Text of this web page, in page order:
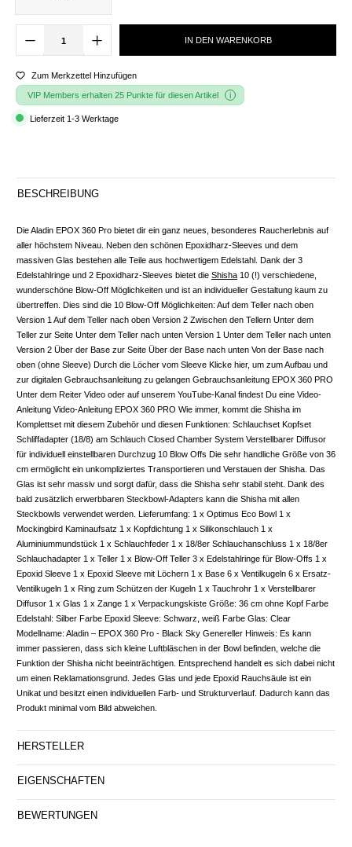
IN DEN WARENKORB
Zum Merkzettel Hinzufügen
VIP Members erhalten 25 Punkte für diesen Artikel
Lieferzeit 1-3 Werktage
BESCHREIBUNG
Die Aladin EPOX 360 Pro bietet dir ein ganz neues, besonderes Raucherlebnis auf
aller höchstem Niveau. Neben den schönen Epoxidharz-Sleeves und dem
massiven Glas bestehen alle Teile aus hochwertigem Edelstahl. Dank der 3
Edelstahlringe und 2 Epoxidharz-Sleeves bietet die Shisha 10 (!) verschiedene,
wunderschöne Blow-Off Möglichkeiten und ist an individueller Gestaltung kaum zu
übertreffen. Dies sind die 10 Blow-Off Möglichkeiten: Auf dem Teller nach oben
Version 1 Auf dem Teller nach oben Version 2 Zwischen den Tellern Unter dem
Teller zur Seite Unter dem Teller nach unten Version 1 Unter dem Teller nach unten
Version 2 Über der Base zur Seite Über der Base nach unten Von der Base nach
oben (ohne Sleeve) Durch die Löcher vom Sleeve Klicke hier, um zum Aufbau und
zur digitalen Gebrauchsanleitung zu gelangen Gebrauchsanleitung EPOX 360 PRO
Unter dem Reiter Video oder auf unserem YouTube-Kanal findest Du eine Video-
Anleitung Video-Anleitung EPOX 360 PRO Wie immer, kommt die Shisha im
Komplettset mit diesem Zubehör und diesen Funktionen: Schlauchset Kopfset
Schliffadapter (18/8) am Schlauch Closed Chamber System Verstellbarer Diffusor
für individuell einstellbaren Durchzug 10 Blow Offs Die sehr handliche Größe von 36
cm ermöglicht ein unkompliziertes Transportieren und Verstauen der Shisha. Das
Glas ist sehr massiv und sorgt dafür, dass die Shisha sehr stabil steht. Dank des
bald zusätzlich erwerbbaren Steckbowl-Adapters kann die Shisha mit allen
Steckbowls verwendet werden. Lieferumfang: 1 x Optimus Eco Bowl 1 x
Mockingbird Kaminaufsatz 1 x Kopfdichtung 1 x Silikonschlauch 1 x
Aluminiummundstück 1 x Schlauchfeder 1 x 18/8er Schlauchanschluss 1 x 18/8er
Schlauchadapter 1 x Teller 1 x Blow-Off Teller 3 x Edelstahlringe für Blow-Offs 1 x
Epoxid Sleeve 1 x Epoxid Sleeve mit Löchern 1 x Base 6 x Ventilkugeln 6 x Ersatz-
Ventilkugeln 1 x Ring zum Schützen der Kugeln 1 x Tauchrohr 1 x Verstellbarer
Diffusor 1 x Glas 1 x Zange 1 x Verpackungskiste Größe: 36 cm ohne Kopf Farbe
Edelstahl: Silber Farbe Epoxid Sleeve: Schwarz, weiß Farbe Glas: Clear
Modellname: Aladin – EPOX 360 Pro - Black Sky Genereller Hinweis: Es kann
immer passieren, dass sich kleine Luftbläschen in der Bowl befinden, welche die
Funktion der Shisha nicht beeinträchtigen. Entsprechend handelt es sich dabei nicht
um einen Reklamationsgrund. Jedes Glas und jede Epoxid Rauchsäule ist ein
Unikat und besitzt einen individuellen Farb- und Strukturverlauf. Dadurch kann das
Produkt minimal vom Bild abweichen.
HERSTELLER
EIGENSCHAFTEN
BEWERTUNGEN